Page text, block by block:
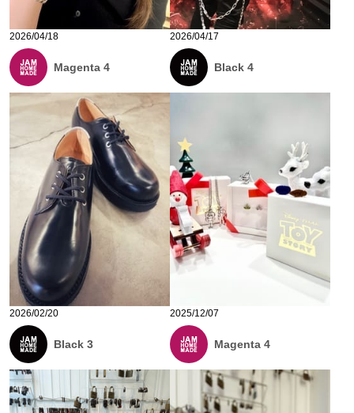
2026/04/18
Magenta 4
2026/04/17
Black 4
2026/02/20
Black 3
2025/12/07
Magenta 4